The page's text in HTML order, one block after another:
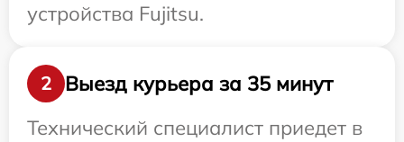
устройства Fujitsu.
2
Выезд курьера за 35 минут
Технический специалист приедет в